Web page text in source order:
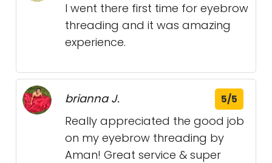
I went there first time for eyebrow
threading and it was amazing
experience.
brianna J. 5/5
Really appreciated the good job
on my eyebrow threading by
Aman! Great service & super